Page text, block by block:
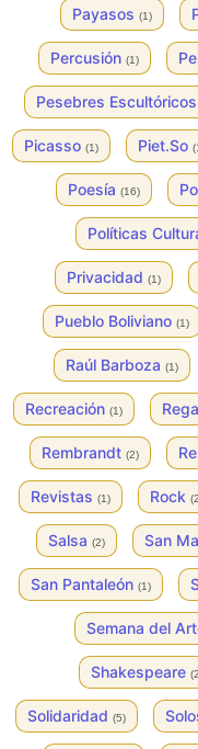
Payasos (1)
Percusión (1)
Pesebres Escultóricos
Picasso (1) Piet.So
Poesía (16)
Políticas
Privacidad (1)
Pueblo Boliviano (1)
Raúl Barboza (1)
Recreación (1)
Rembrandt (2)
Revistas (1) Rock
Salsa (2) San
San Pantaleón (1)
Semana del
Shakespeare
Solidaridad (5)